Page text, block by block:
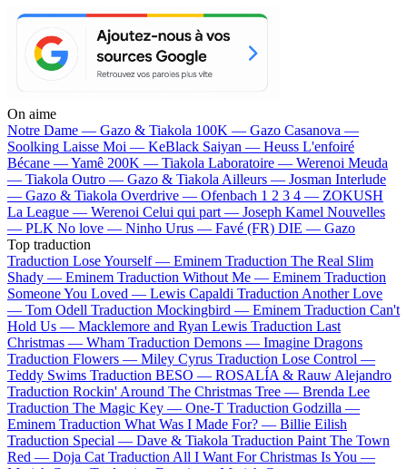
On aime
Notre Dame — Gazo & Tiakola 100K — Gazo Casanova —
Soolking Laisse Moi — KeBlack Saiyan — Heuss L'enfoiré
Bécane —Yamê 200K — Tiakola Laboratoire — Werenoi Meuda
— Tiakola Outro — Gazo & Tiakola Ailleurs — Josman Interlude
— Gazo & Tiakola Overdrive — Ofenbach 1 2 3 4 — ZOKUSH
La League — Werenoi Celui qui part — Joseph Kamel Nouvelles
— PLK No love — Ninho Urus — Favé (FR) DIE — Gazo
Top traduction
Traduction Lose Yourself — Eminem Traduction The Real Slim
Shady — Eminem Traduction Without Me — Eminem Traduction
Someone You Loved — Lewis Capaldi Traduction Another Love
— Tom Odell Traduction Mockingbird — Eminem Traduction Can't
Hold Us — Macklemore and Ryan Lewis Traduction Last
Christmas — Wham Traduction Demons — Imagine Dragons
Traduction Flowers — Miley Cyrus Traduction Lose Control —
Teddy Swims Traduction BESO — ROSALÍA & Rauw Alejandro
Traduction Rockin' Around The Christmas Tree — Brenda Lee
Traduction The Magic Key — One-T Traduction Godzilla —
Eminem Traduction What Was I Made For? — Billie Eilish
Traduction Special — Dave & Tiakola Traduction Paint The Town
Red — Doja Cat Traduction All I Want For Christmas Is You —